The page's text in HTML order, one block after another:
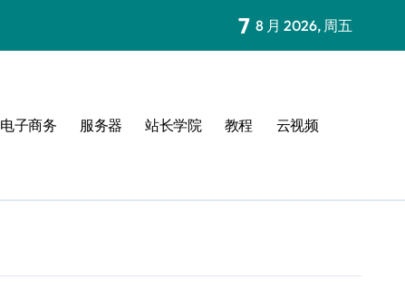
7 8 月 2026, 周五
电子商务 服务器 站长学院 教程 云视频